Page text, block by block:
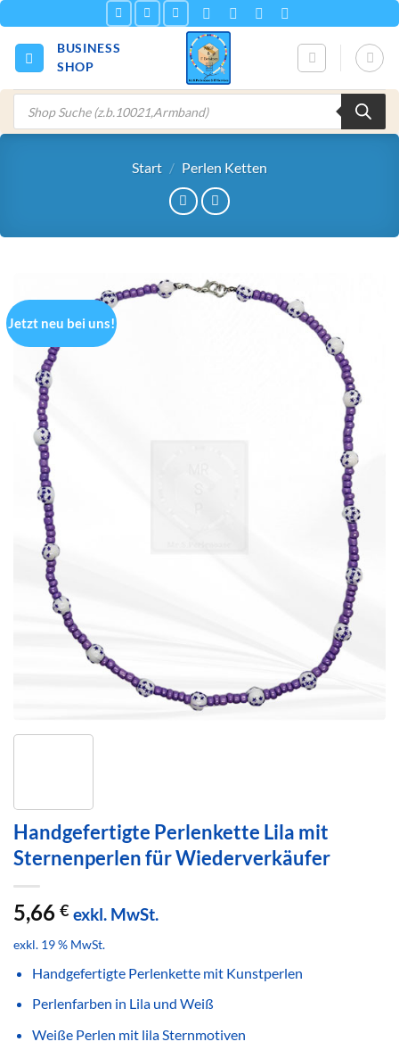
Inhalt
springen
BUSINESS
SHOP
Products
search
Start / Perlen Ketten
Jetzt neu bei uns!
Handgefertigte Perlenkette Lila mit
Sternenperlen für Wiederverkäufer
5,66 € exkl. MwSt.
exkl. 19 % MwSt.
Handgefertigte Perlenkette mit Kunstperlen
Perlenfarben in Lila und Weiß
Weiße Perlen mit lila Sternmotiven